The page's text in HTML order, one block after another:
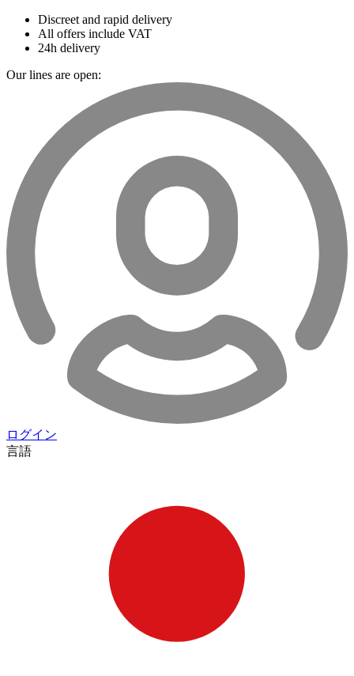
Discreet and rapid delivery
All offers include VAT
24h delivery
Our lines are open:
ログイン
言語